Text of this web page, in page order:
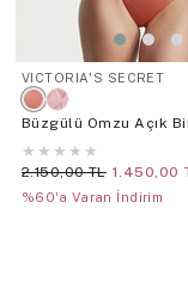
VICTORIA'S SECRET
Büzgülü Omzu Açık
★ ★ ★ ★ ★
2.150,00 TL 1.450,00
%60'a Varan İndirim